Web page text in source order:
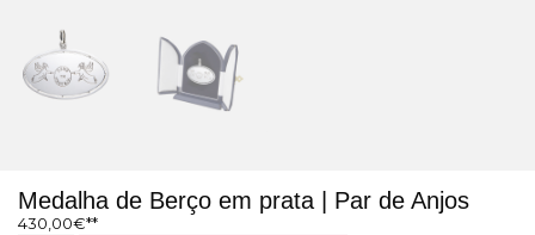
Medalha de Berço em prata | Par de Anjos
430,00€